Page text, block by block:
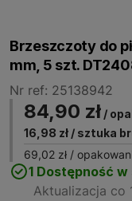
Brzeszczoty do
mm, 5 szt.
Nr ref: 25138942
84,90 zł /
16,98 zł / sztuka
69,02 zł /
1 Dostępność w
Aktualizacja co